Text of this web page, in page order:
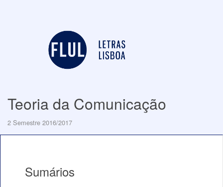
Teoria da Comunicação
2 Semestre 2016/2017
Sumários